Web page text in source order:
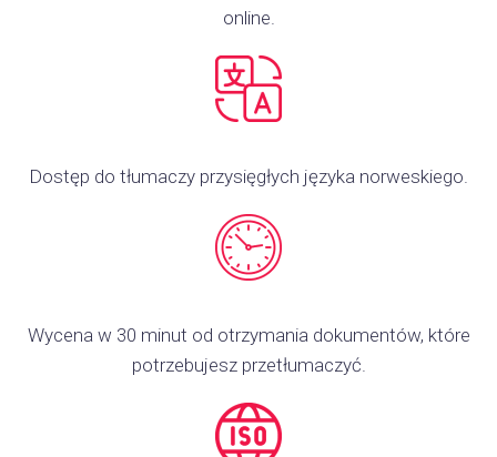
online.
Dostęp do tłumaczy przysięgłych języka norweskiego.
Wycena w 30 minut od otrzymania dokumentów, które
potrzebujesz przetłumaczyć.